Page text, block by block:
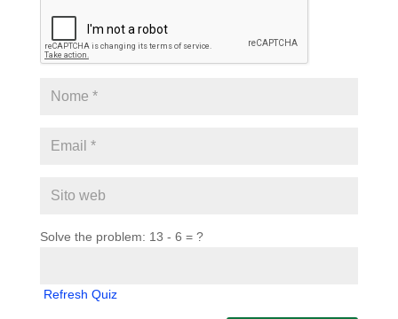
Solve the problem: 13 - 6 = ?
Refresh Quiz